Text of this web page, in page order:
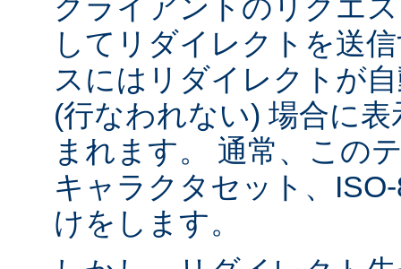
クライアントのリクエ
してリダイレクトを送
スにはリダイレクトが
(行なわれない) 場合に
まれます。 通常、この
キャラクタセット、
けをします。